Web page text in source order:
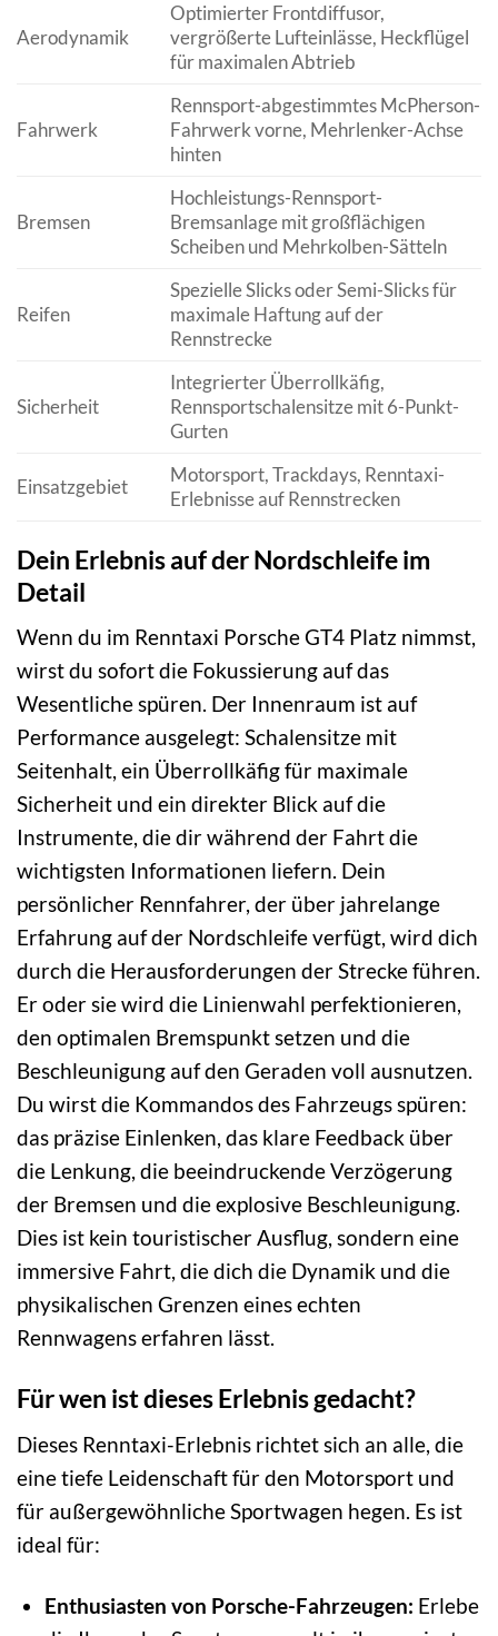
Aerodynamik
Optimierter Frontdiffusor,
vergrößerte Lufteinlässe, Heckflügel
für maximalen Abtrieb
Fahrwerk
Rennsport-abgestimmtes McPherson-
Fahrwerk vorne, Mehrlenker-Achse
hinten
Bremsen
Hochleistungs-Rennsport-
Bremsanlage mit großflächigen
Scheiben und Mehrkolben-Sätteln
Reifen
Spezielle Slicks oder Semi-Slicks für
maximale Haftung auf der
Rennstrecke
Sicherheit
Integrierter Überrollkäfig,
Rennsportschalensitze mit 6-Punkt-
Gurten
Einsatzgebiet
Motorsport, Trackdays, Renntaxi-
Erlebnisse auf Rennstrecken
Dein Erlebnis auf der Nordschleife im
Detail
Wenn du im Renntaxi Porsche GT4 Platz nimmst,
wirst du sofort die Fokussierung auf das
Wesentliche spüren. Der Innenraum ist auf
Performance ausgelegt: Schalensitze mit
Seitenhalt, ein Überrollkäfig für maximale
Sicherheit und ein direkter Blick auf die
Instrumente, die dir während der Fahrt die
wichtigsten Informationen liefern. Dein
persönlicher Rennfahrer, der über jahrelange
Erfahrung auf der Nordschleife verfügt, wird dich
durch die Herausforderungen der Strecke führen.
Er oder sie wird die Linienwahl perfektionieren,
den optimalen Bremspunkt setzen und die
Beschleunigung auf den Geraden voll ausnutzen.
Du wirst die Kommandos des Fahrzeugs spüren:
das präzise Einlenken, das klare Feedback über
die Lenkung, die beeindruckende Verzögerung
der Bremsen und die explosive Beschleunigung.
Dies ist kein touristischer Ausflug, sondern eine
immersive Fahrt, die dich die Dynamik und die
physikalischen Grenzen eines echten
Rennwagens erfahren lässt.
Für wen ist dieses Erlebnis gedacht?
Dieses Renntaxi-Erlebnis richtet sich an alle, die
eine tiefe Leidenschaft für den Motorsport und
für außergewöhnliche Sportwagen hegen. Es ist
ideal für:
Enthusiasten von Porsche-Fahrzeugen: Erlebe